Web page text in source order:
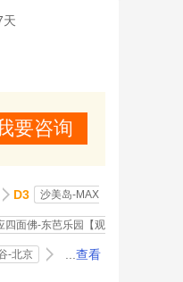
天
要咨询
D3 沙美岛-MAX
四面佛-东芭乐园【观
-北京 查看